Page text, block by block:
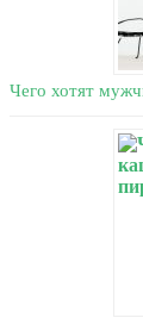
Чего хотят